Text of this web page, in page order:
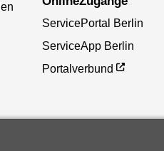
ServicePortal Berlin
ServiceApp Berlin
Portalverbund